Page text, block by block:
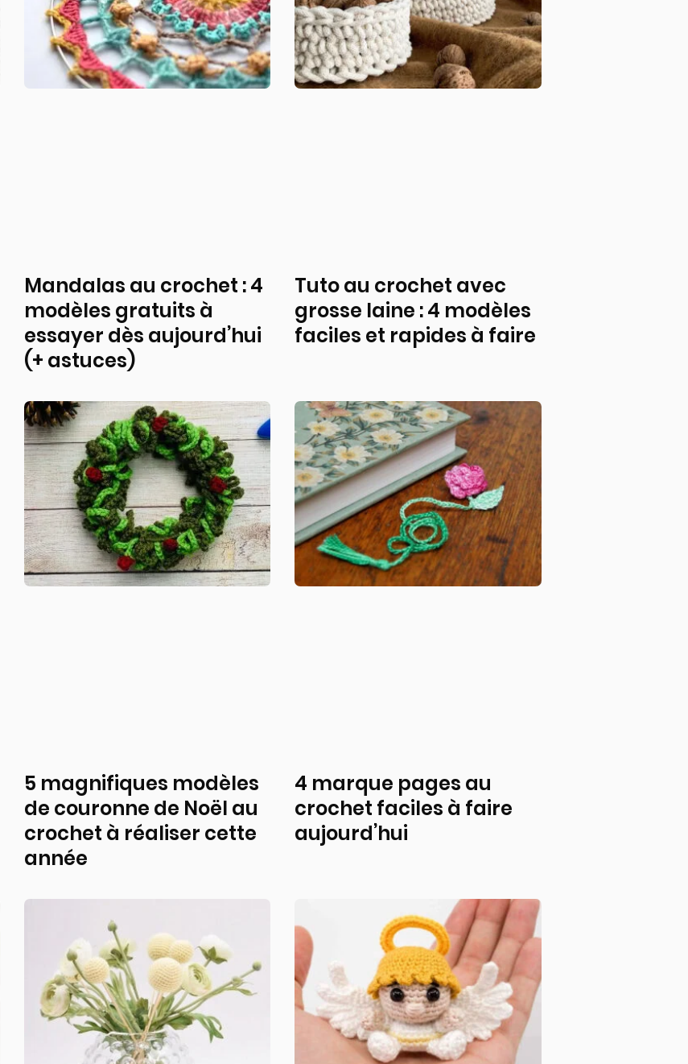
Mandalas au crochet : 4
modèles gratuits à
essayer dès aujourd’hui
(+ astuces)
Tuto au crochet avec
grosse laine : 4 modèles
faciles et rapides à faire
5 magnifiques modèles
de couronne de Noël au
crochet à réaliser cette
année
4 marque pages au
crochet faciles à faire
aujourd’hui